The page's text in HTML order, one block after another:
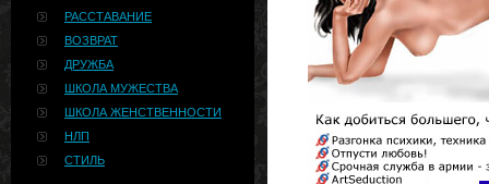
РАССТАВАНИЕ
ВОЗВРАТ
ДРУЖБА
ШКОЛА МУЖЕСТВА
ШКОЛА ЖЕНСТВЕННОСТИ
НЛП
СТИЛЬ